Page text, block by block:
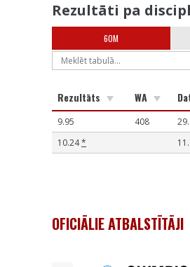
Rezultāti pa
60M
Rezultāts WA
9.95 408
10.24*
OFICIĀLIE ATBALSTĪTĀJI